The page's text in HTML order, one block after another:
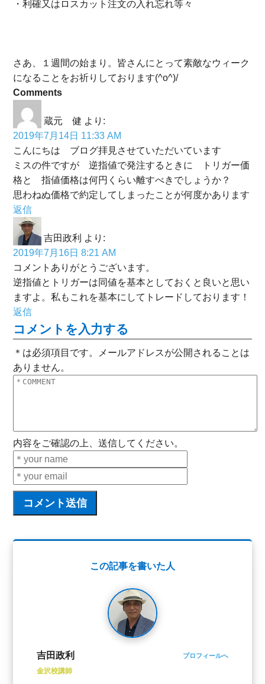
・利確又はロスカット注文の入れ忘れ等々
さあ、１週間の始まり。皆さんにとって素敵なウィーク
になることをお祈りしております(^o^)/
Comments
蔵元 健 より:
2019年7月14日 11:33 AM
こんにちは ブログ拝見させていただいています
ミスの件ですが 逆指値で発注するときに トリガー価
格と 指値価格は何円くらい離すべきでしょうか？
思わねぬ価格で約定してしまったことが何度かあります
返信
吉田政利 より:
2019年7月16日 8:21 AM
コメントありがとうございます。
逆指値とトリガーは同値を基本としておくと良いと思い
ますよ。私もこれを基本にしてトレードしております！
返信
コメントを入力する
＊は必須項目です。メールアドレスが公開されることは
ありません。
内容をご確認の上、送信してください。
この記事を書いた人
吉田政利 プロフィールへ
金沢校講師